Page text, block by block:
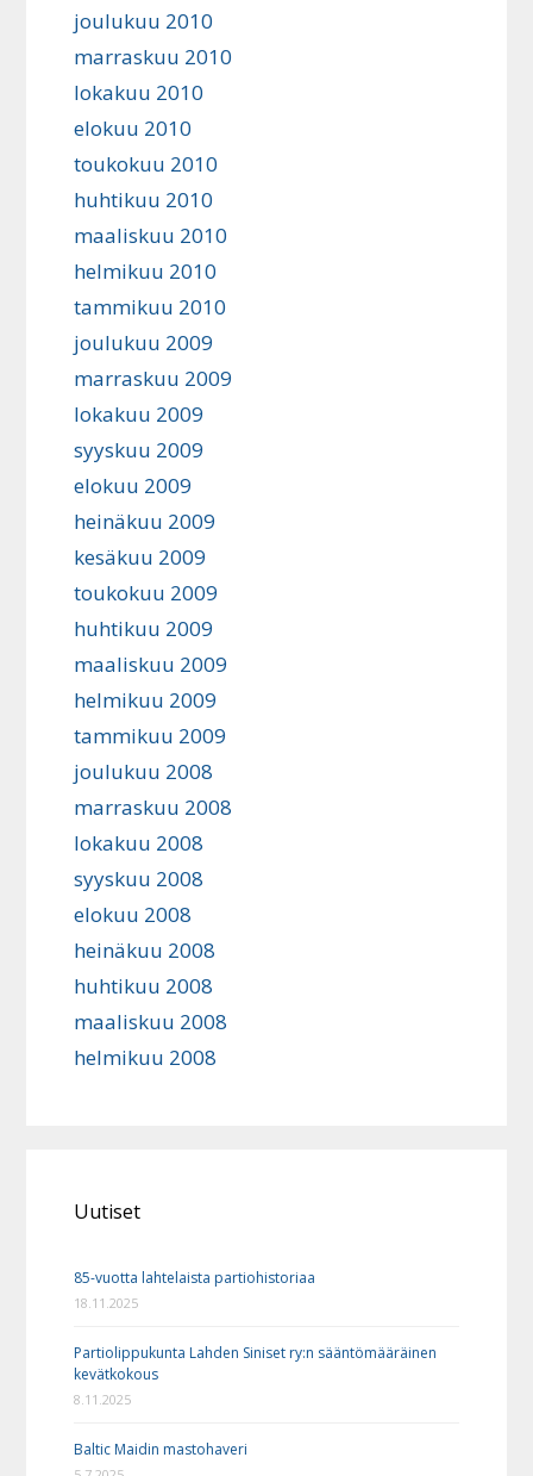
joulukuu 2010
marraskuu 2010
lokakuu 2010
elokuu 2010
toukokuu 2010
huhtikuu 2010
maaliskuu 2010
helmikuu 2010
tammikuu 2010
joulukuu 2009
marraskuu 2009
lokakuu 2009
syyskuu 2009
elokuu 2009
heinäkuu 2009
kesäkuu 2009
toukokuu 2009
huhtikuu 2009
maaliskuu 2009
helmikuu 2009
tammikuu 2009
joulukuu 2008
marraskuu 2008
lokakuu 2008
syyskuu 2008
elokuu 2008
heinäkuu 2008
huhtikuu 2008
maaliskuu 2008
helmikuu 2008
Uutiset
85-vuotta lahtelaista partiohistoriaa
18.11.2025
Partiolippukunta Lahden Siniset ry:n sääntömääräinen
kevätkokous
8.11.2025
Baltic Maidin mastohaveri